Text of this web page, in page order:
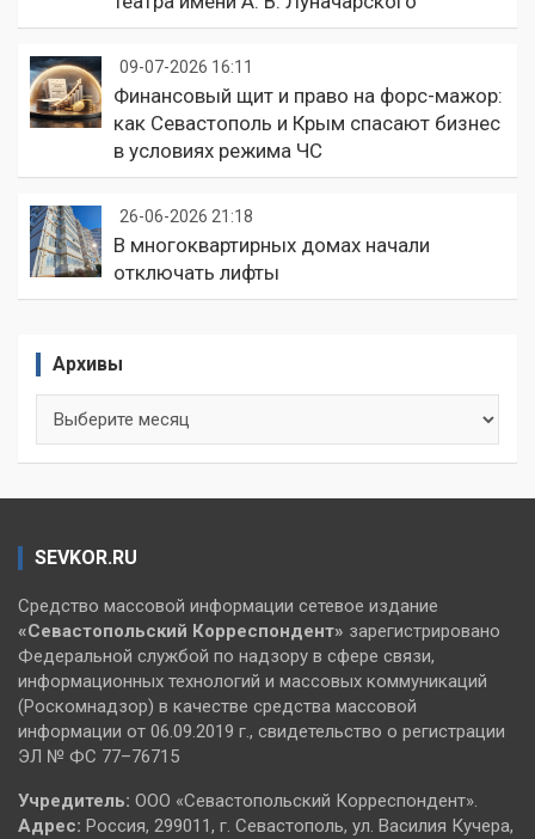
09-07-2026 16:11
Финансовый щит и право на форс-мажор:
как Севастополь и Крым спасают бизнес
в условиях режима ЧС
26-06-2026 21:18
В многоквартирных домах начали
отключать лифты
Архивы
SEVKOR.RU
Средство массовой информации сетевое издание
«Севастопольский Корреспондент» зарегистрировано
Федеральной службой по надзору в сфере связи,
информационных технологий и массовых коммуникаций
(Роскомнадзор) в качестве средства массовой
информации от 06.09.2019 г., свидетельство о регистрации
ЭЛ № ФС 77–76715
Учредитель: ООО «Севастопольский Корреспондент».
Адрес: Россия, 299011, г. Севастополь, ул. Василия Кучера,